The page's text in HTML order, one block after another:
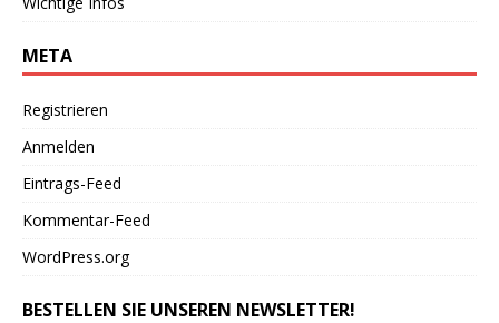
META
Registrieren
Anmelden
Eintrags-Feed
Kommentar-Feed
WordPress.org
BESTELLEN SIE UNSEREN NEWSLETTER!